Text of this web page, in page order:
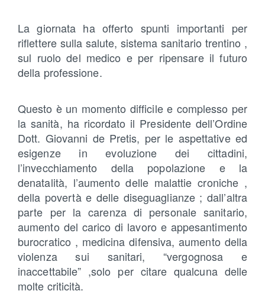
La giornata ha offerto spunti importanti per
riflettere sulla salute, sistema sanitario trentino ,
sul ruolo del medico e per ripensare il futuro
della professione.
Questo è un momento difficile e complesso per
la sanità, ha ricordato il Presidente dell’Ordine
Dott. Giovanni de Pretis, per le aspettative ed
esigenze in evoluzione dei cittadini,
l’invecchiamento della popolazione e la
denatalità, l’aumento delle malattie croniche ,
della povertà e delle diseguaglianze ; dall’altra
parte per la carenza di personale sanitario,
aumento del carico di lavoro e appesantimento
burocratico , medicina difensiva, aumento della
violenza sui sanitari, “vergognosa e
inaccettabile” ,solo per citare qualcuna delle
molte criticità.